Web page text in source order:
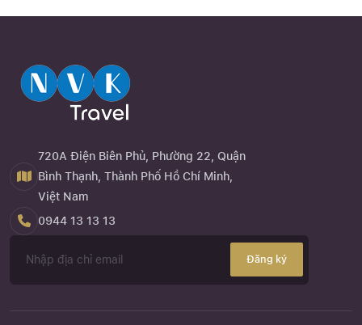
720A Điện Biên Phủ, Phường 22, Quận
Bình Thạnh, Thành Phố Hồ Chí Minh,
Việt Nam
0944 13 13 13
Đăng ký